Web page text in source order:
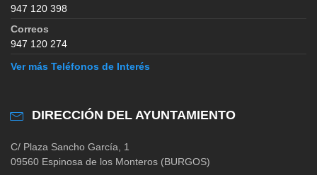
947 120 398
Correos
947 120 274
Ver más Teléfonos de Interés
DIRECCIÓN DEL AYUNTAMIENTO
C/ Plaza Sancho García, 1
09560 Espinosa de los Monteros (BURGOS)